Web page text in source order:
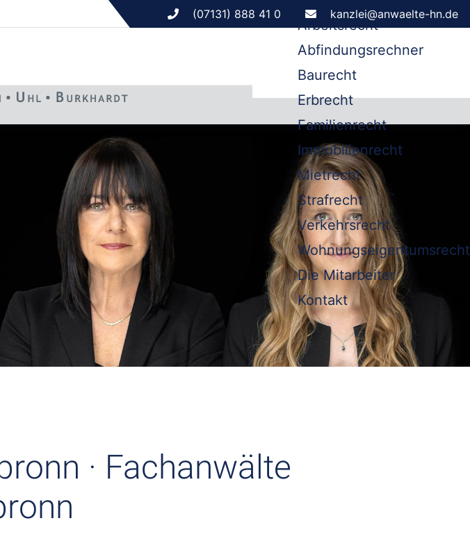
(07131) 888 41 0 kanzlei@anwaelte-hn.de
Arbeitsrecht
Abfindungsrechner
Baurecht
Erbrecht
Familienrecht
Immobilienrecht
Mietrecht
Strafrecht
Verkehrsrecht
Wohnungseigentumsrecht
Die Mitarbeiter
Kontakt
· Fachanwälte